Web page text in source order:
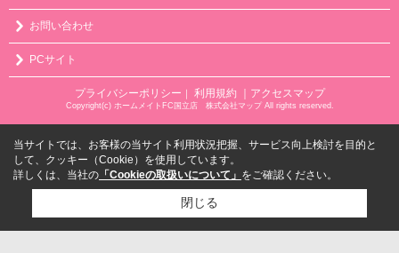
お問い合わせ
PCサイト
プライバシーポリシー ｜ 利用規約 ｜アクセスマップ
Copyright(c) ホームメイトFC国立店 株式会社マップ All rights reserved.
当サイトでは、お客様の当サイト利用状況把握、サービス向上検討を目的と
して、クッキー（Cookie）を使用しています。
詳しくは、当社の 「Cookieの取扱いについて」 をご確認ください。
閉じる